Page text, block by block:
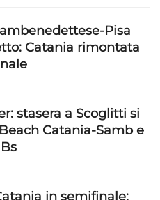
Pisa
Catania rimontata
stasera a Scoglitti si
Catania-Samb e
in semifinale: